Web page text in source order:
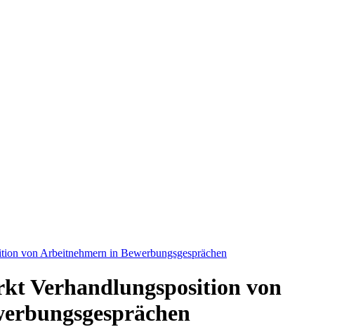
von Arbeitnehmern in Bewerbungsgesprächen
Verhandlungsposition von